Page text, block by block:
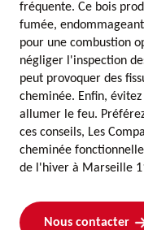
fréquente. Ce bois
fumée,
pour une combustion
négliger l'inspection
peut provoquer des
cheminée. Enfin,
allumer le feu.
ces conseils, Les
cheminée
de l'hiver à Marseille
Nous contacter